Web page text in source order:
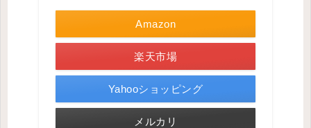
Amazon
楽天市場
Yahooショッピング
メルカリ